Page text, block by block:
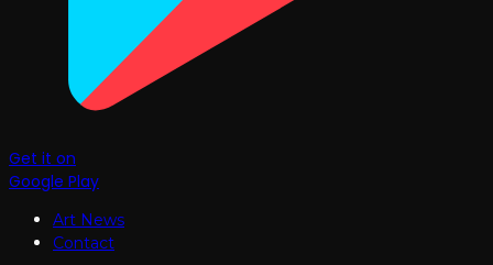
Get it on
Google Play
Art News
Contact